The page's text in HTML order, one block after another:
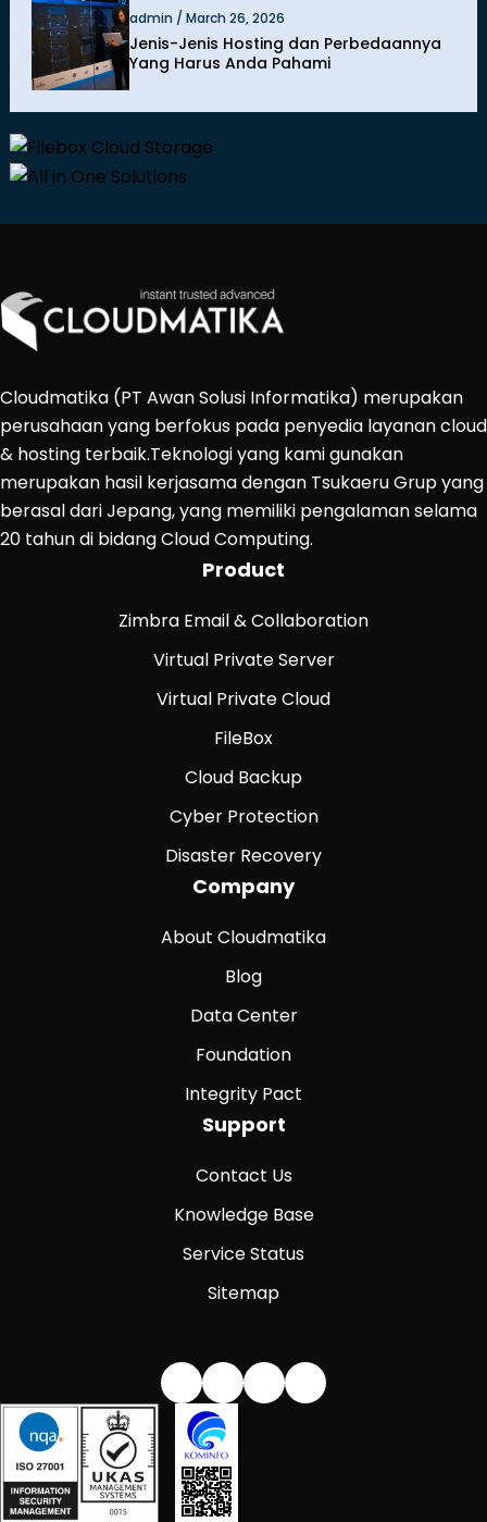
admin / March 26, 2026
Jenis-Jenis Hosting dan Perbedaannya
Yang Harus Anda Pahami
Cloudmatika (PT Awan Solusi Informatika) merupakan
perusahaan yang berfokus pada penyedia layanan cloud
& hosting terbaik.Teknologi yang kami gunakan
merupakan hasil kerjasama dengan Tsukaeru Grup yang
berasal dari Jepang, yang memiliki pengalaman selama
20 tahun di bidang Cloud Computing.
Product
Zimbra Email & Collaboration
Virtual Private Server
Virtual Private Cloud
FileBox
Cloud Backup
Cyber Protection
Disaster Recovery
Company
About Cloudmatika
Blog
Data Center
Foundation
Integrity Pact
Support
Contact Us
Knowledge Base
Service Status
Sitemap